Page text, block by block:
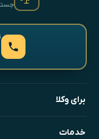
برای وکلا
خدمات